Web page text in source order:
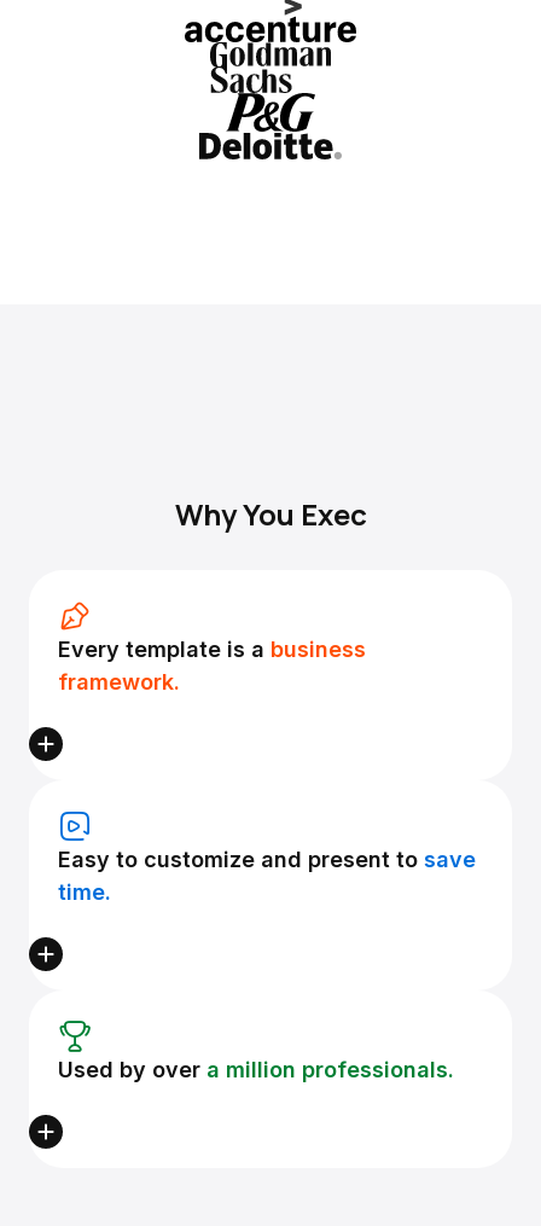
Why You Exec
Every template is a business
framework.
Easy to customize and present to save
time.
Used by over a million professionals.